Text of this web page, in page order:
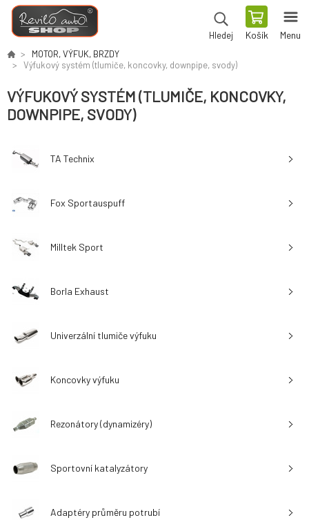
Hledej Košík Menu
MOTOR, VÝFUK, BRZDY
Výfukový systém (tlumiče, koncovky, downpipe, svody)
VÝFUKOVÝ SYSTÉM (TLUMIČE, KONCOVKY,
DOWNPIPE, SVODY)
TA Technix
Fox Sportauspuff
Milltek Sport
Borla Exhaust
Univerzální tlumiče výfuku
Koncovky výfuku
Rezonátory (dynamizéry)
Sportovní katalyzátory
Adaptéry průměru potrubí